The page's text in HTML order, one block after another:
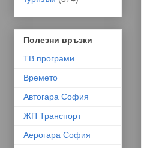
Полезни връзки
ТВ програми
Времето
Автогара София
ЖП Транспорт
Аерогара София